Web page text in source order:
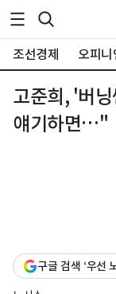
조선경제 오피니
고준희, '버
얘기하면…"
구글 검색 ‘우선